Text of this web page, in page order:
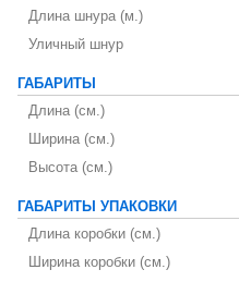
Длина шнура (м.)
Уличный шнур
ГАБАРИТЫ
Длина (см.)
Ширина (см.)
Высота (см.)
ГАБАРИТЫ УПАКОВКИ
Длина коробки (см.)
Ширина коробки (см.)